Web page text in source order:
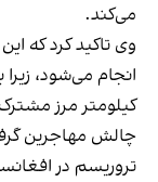
می‌کند.
وی تاکید کرد که
انجام می‌شود، زیرا
کیلومتر مرز
چالش مهاجرین
تروریسم در